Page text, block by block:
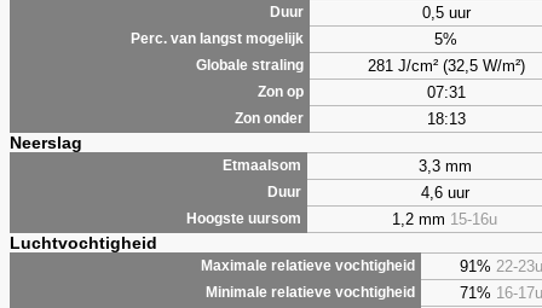
Duur 0,5 uur
Perc. van langst mogelijk 5%
Globale straling 281 J/cm² (32,5 W/m²)
Zon op 07:31
Zon onder 18:13
Neerslag
Etmaalsom 3,3 mm
Duur 4,6 uur
Hoogste uursom 1,2 mm 15-16u
Luchtvochtigheid
Maximale relatieve vochtigheid 91% 22-23u
Minimale relatieve vochtigheid 71% 16-17u